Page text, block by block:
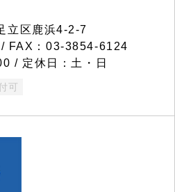
区鹿浜4-2-7
FAX：03-3854-6124
/ 定休日：土・日
可